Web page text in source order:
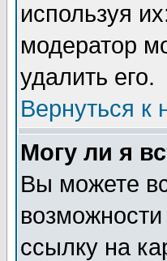
используя
модератор
удалить его.
Вернуться к
Могу ли я
Вы можете
ссылку на